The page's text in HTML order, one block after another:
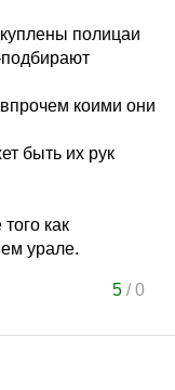
полицаи
подбирают
коими они
быть их рук
как
урале.
5/0